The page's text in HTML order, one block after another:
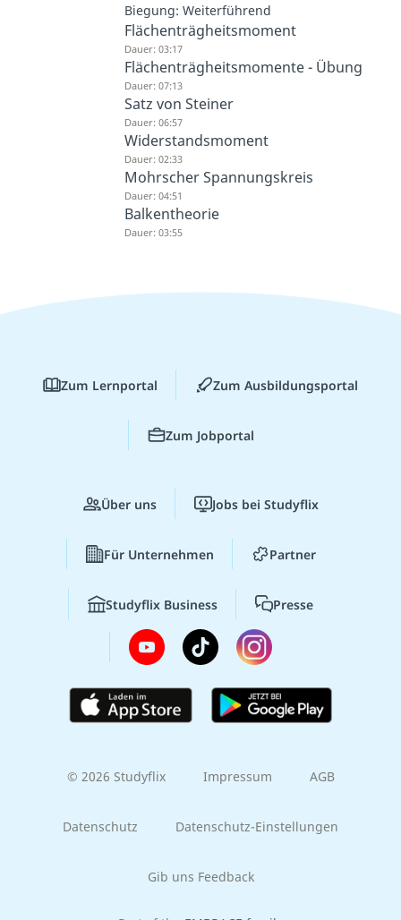
Biegung: Weiterführend
Flächenträgheitsmoment
Dauer: 03:17
Flächenträgheitsmomente - Übung
Dauer: 07:13
Satz von Steiner
Dauer: 06:57
Widerstandsmoment
Dauer: 02:33
Mohrscher Spannungskreis
Dauer: 04:51
Balkentheorie
Dauer: 03:55
Zum Lernportal Zum Ausbildungsportal
Zum Jobportal
Über uns Jobs bei Studyflix
Für Unternehmen Partner
Studyflix Business Presse
© 2026 Studyflix Impressum AGB
Datenschutz Datenschutz-Einstellungen
Gib uns Feedback